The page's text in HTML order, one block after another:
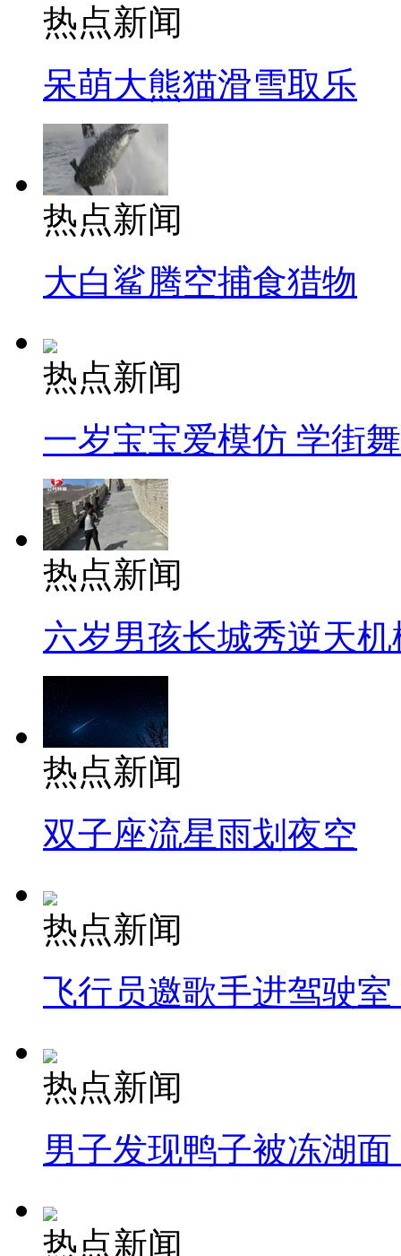
热点新闻
呆萌大熊猫滑雪取乐
热点新闻
大白鲨腾空捕食猎物
热点新闻
一岁宝宝爱模仿 学街
热点新闻
六岁男孩长城秀逆天机
热点新闻
双子座流星雨划夜空
热点新闻
飞行员邀歌手进驾驶
热点新闻
男子发现鸭子被冻湖
热点新闻